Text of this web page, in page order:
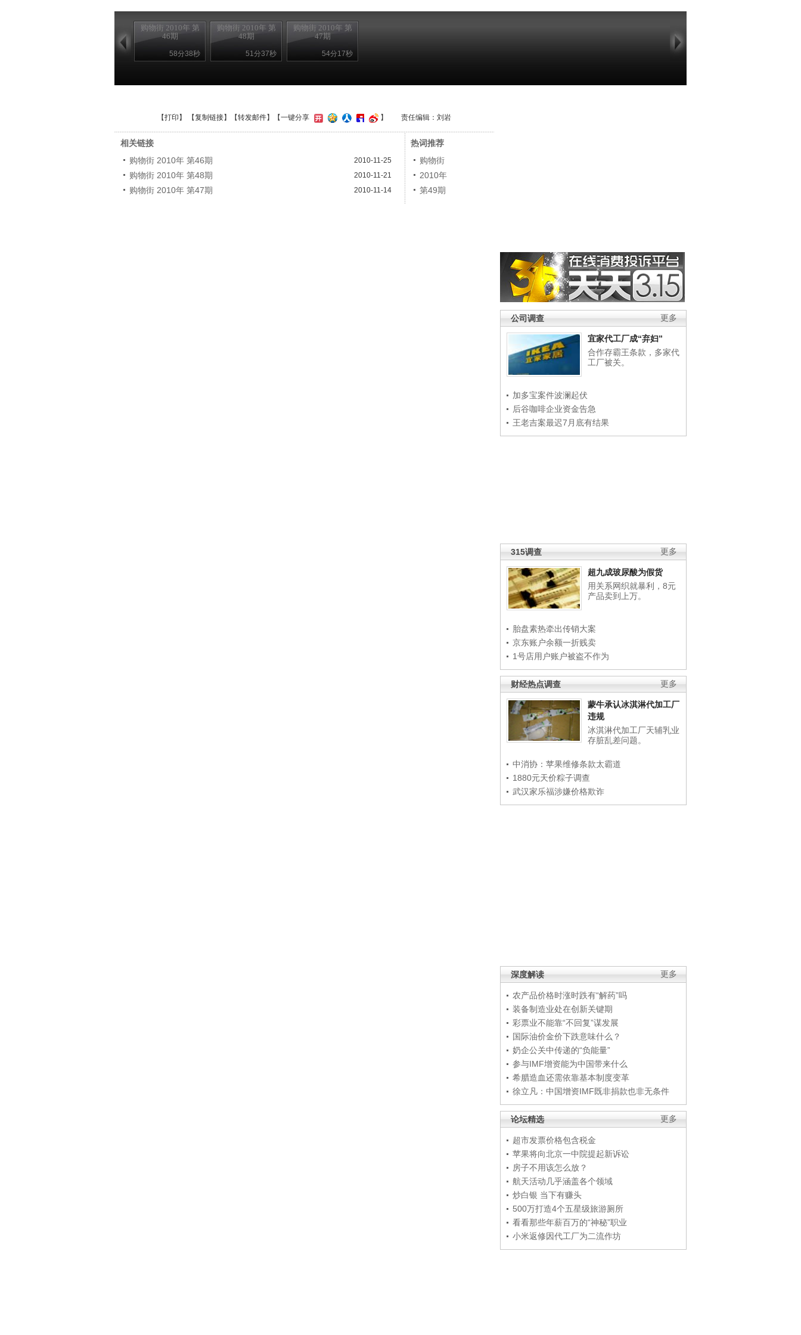
购物街 2010年 第
46期
58分38秒
购物街 2010年 第
48期
51分37秒
购物街 2010年 第
47期
54分17秒
更多
公司调查
宜家代工厂成“弃妇”
合作存霸王条款，多家代
工厂被关。
加多宝案件波澜起伏
后谷咖啡企业资金告急
王老吉案最迟7月底有结果
更多
315调查
超九成玻尿酸为假货
用关系网织就暴利，8元
产品卖到上万。
胎盘素热牵出传销大案
京东账户余额一折贱卖
1号店用户账户被盗不作为
更多
财经热点调查
蒙牛承认冰淇淋代加工厂
违规
冰淇淋代加工厂天辅乳业
存脏乱差问题。
中消协：苹果维修条款太霸道
1880元天价粽子调查
武汉家乐福涉嫌价格欺诈
更多
深度解读
农产品价格时涨时跌有“解药”吗
装备制造业处在创新关键期
彩票业不能靠“不回复”谋发展
国际油价金价下跌意味什么？
奶企公关中传递的“负能量”
参与IMF增资能为中国带来什么
希腊造血还需依靠基本制度变革
徐立凡：中国增资IMF既非捐款也非无条件
更多
论坛精选
超市发票价格包含税金
苹果将向北京一中院提起新诉讼
房子不用该怎么放？
航天活动几乎涵盖各个领域
炒白银 当下有赚头
500万打造4个五星级旅游厕所
看看那些年薪百万的“神秘”职业
小米返修因代工厂为二流作坊
【打印 】 【复制链接】【转发邮件】 【一键分享 】 责任编辑：刘岩
相关链接
购物街 2010年 第46期
2010-11-25
购物街 2010年 第48期 2010-11-21
购物街 2010年 第47期 2010-11-14
热词推荐
购物街
2010年
第49期